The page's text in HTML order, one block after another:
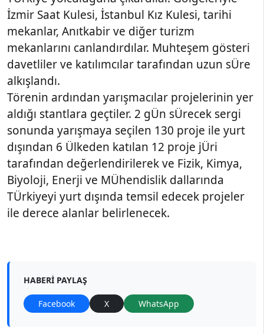
İzmir Saat Kulesi, İstanbul Kız Kulesi, tarihi
mekanlar, Anıtkabir ve diğer turizm
mekanlarını canlandırdılar. Muhteşem gösteri
davetliler ve katılımcılar tarafından uzun sÜre
alkışlandı.
Törenin ardından yarışmacılar projelerinin yer
aldığı stantlara geçtiler. 2 gÜn sÜrecek sergi
sonunda yarışmaya seçilen 130 proje ile yurt
dışından 6 Ülkeden katılan 12 proje jÜri
tarafından değerlendirilerek ve Fizik, Kimya,
Biyoloji, Enerji ve MÜhendislik dallarında
TÜrkiyeyi yurt dışında temsil edecek projeler
ile derece alanlar belirlenecek.
HABERI PAYLAŞ
Facebook X WhatsApp